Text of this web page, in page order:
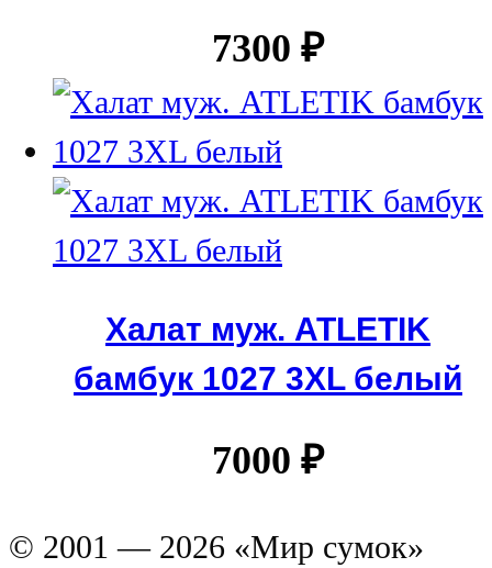
7300 ₽
Халат муж. ATLETIK
бамбук 1027 3XL белый
7000 ₽
© 2001 — 2026 «Мир сумок»